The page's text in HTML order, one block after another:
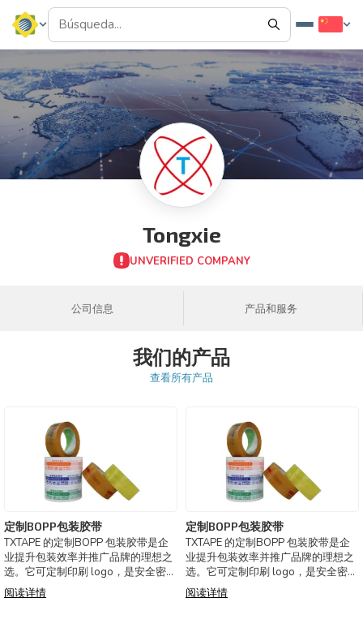
Tongxie
UNVERIFIED COMPANY
公司信息 产品和服务
我们的产品
查看所有产品
定制BOPP包装胶带
TXTAPE 的定制BOPP 包装胶带是企
业提升包装效率并推广品牌的理想之
选。它可定制印刷 logo，是安全密封
运输箱和纸箱的完美选择。 产品特性
耐用材料：这款包装胶带采用优质
阅读详情
定制BOPP包装胶带
TXTAPE 的定制BOPP 包装胶带是企
业提升包装效率并推广品牌的理想之
选。它可定制印刷 logo，是安全密封
运输箱和纸箱的完美选择。 产品特性
耐用材料：这款包装胶带采用优质
阅读详情